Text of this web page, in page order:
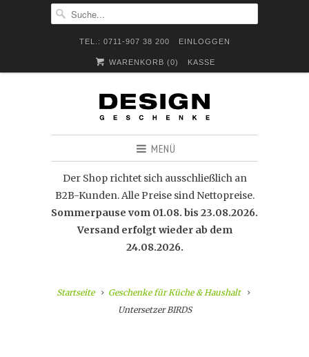
TEL.: 0711-907 38 200 EINLOGGEN
WARENKORB (0) KASSE
MENÜ
Der Shop richtet sich ausschließlich an
B2B-Kunden. Alle Preise sind Nettopreise.
Sommerpause vom 01.08. bis 23.08.2026.
Versand erfolgt wieder ab dem
24.08.2026.
Startseite
Geschenke für Küche & Haushalt
Untersetzer BIRDS